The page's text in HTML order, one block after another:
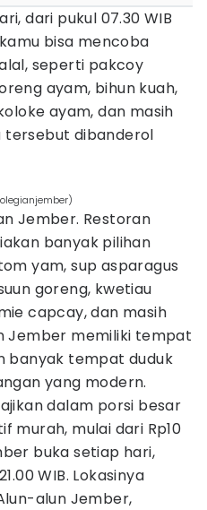
dari pukul 07.30 WIB
kamu bisa mencoba
seperti pakcoy
ayam, bihun kuah,
ayam, dan masih
tersebut dibanderol
Jember. Restoran
banyak pilihan
yam, sup asparagus
goreng, kwetiau
capcay, dan masih
Jember memiliki tempat
banyak tempat duduk
yang modern.
dalam porsi besar
murah, mulai dari Rp10
buka setiap hari,
WIB. Lokasinya
alun Jember,